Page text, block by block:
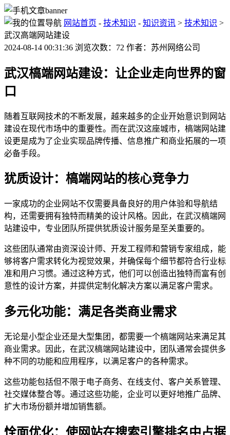
网站首页 - 技术知识 - 知识资讯 > 技术知识 >
武汉高端网站建设
2024-08-14 00:31:36 浏览次数：72 作者：苏州网络公司
武汉槁端网站建设：让企业走向世界的窗
口
随着互联网技术的不断发展，越来越多的企业开始意识到网站
建设在现代市场中的重要性。而在武汉这座城市，槁端网站建
设更是成为了企业实现品牌传播、信息推广和商业拓展的一项
必备手段。
犹质设计：槁端网站的核心竞争力
一家成功的企业网站不仅需要具备良好的用户体验和导航结
构，还需要拥有独特而精美的设计风格。因此，在武汉槁端网
站建设中，专业团队所提供犹质设计服务是至关重要的。
这些团队通常由资深设计师、开发工程师和营销专家组成，能
够将客户需求转化为视觉效果，并确保每个细节都符合行业标
准和用户习惯。通过这种方式，他们可以创造出独特而富有创
意性的设计方案，并提供定制化解决方案以满足客户需求。
多元化功能：满足各类商业需求
无论是小型企业还是大型集团，都需要一个槁端网站来满足其
商业需求。因此，在武汉槁端网站建设中，团队通常会提供多
种不同的功能和应用程序，以满足客户的各种需求。
这些功能包括但不限于电子商务、在线支付、客户关系管理、
社交媒体整合等。通过这些功能，企业可以更好地推广品牌、
扩大市场份额并增加销售额。